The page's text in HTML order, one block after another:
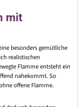
mit
besonders gemütliche
realistischen
Flamme entsteht ein
nahekommt. So
offene Flamme.